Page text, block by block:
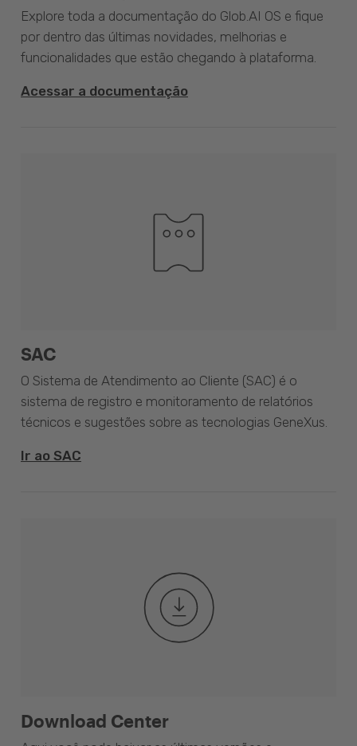
Explore toda a documentação do Glob.AI OS e fique
por dentro das últimas novidades, melhorias e
funcionalidades que estão chegando à plataforma.
Acessar a documentação
SAC
O Sistema de Atendimento ao Cliente (SAC) é o
sistema de registro e monitoramento de relatórios
técnicos e sugestões sobre as tecnologias GeneXus.
Ir ao SAC
Download Center